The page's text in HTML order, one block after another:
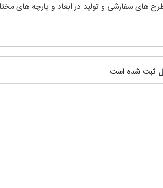
های سفارشی و تولید در ابعاد و پارچه های